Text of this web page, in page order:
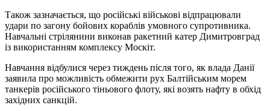
Також зазначається, що російські військові відпрацювали
удари по загону бойових кораблів умовного супротивника.
Навчальні стрілянини виконав ракетний катер Димитровград
із використанням комплексу Москіт.
Навчання відбулися через тиждень після того, як влада Данії
заявила про можливість обмежити рух Балтійським морем
танкерів російського тіньового флоту, які возять нафту в обхід
західних санкцій.